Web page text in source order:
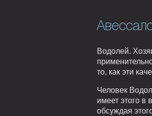
Водолей.
то, как эти
Человек
имеет этого в
обсуждая